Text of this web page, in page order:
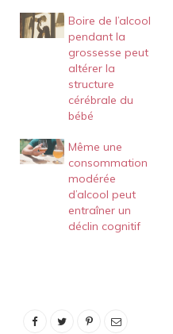
que de 7% ABV (14
proof), soit légèrement
plus forte que la bière
moyenne. Comme
beaucoup de gens
peuvent en témoigner,
cela peut…
Boire de l’alcool
pendant la
grossesse peut
altérer la
structure
cérébrale du
bébé
Même une
consommation
modérée
d’alcool peut
entraîner un
déclin cognitif